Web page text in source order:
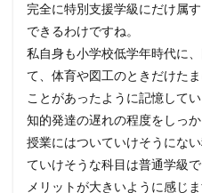
完全に特別支援学級にだけ属す
できるわけですね。
私自身も小学校低学年時代に
て、体育や図工のときだけた
ことがあったように記憶してい
知的発達の遅れの程度をしっ
授業にはついていけそうにな
ていけそうな科目は普通学級
メリットが大きいように感じま